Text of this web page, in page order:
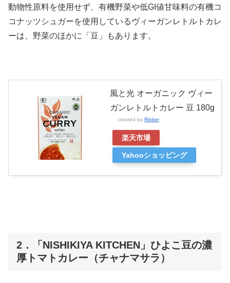
動物性原料を使用せず、有機野菜や低GI値甘味料の有機コ
コナッツシュガーを使用しているヴィーガンレトルトカレ
ーは、野菜のほかに「豆」もあります。
風と光 オーガニック ヴィー
ガンレトルトカレー 豆 180g
created by Rinker
楽天市場
Yahooショッピング
2．「NISHIKIYA KITCHEN」ひよこ豆の濃
厚トマトカレー（チャナマサラ）